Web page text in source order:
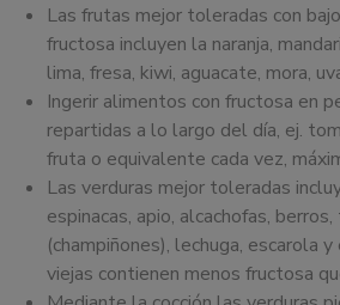
Las frutas mejor toleradas con
fructosa incluyen la naranja,
lima, fresa, kiwi, aguacate, mora,
Ingerir alimentos con fructosa en
repartidas a lo largo del día, ej.
fruta o equivalente cada vez,
Las verduras mejor toleradas
espinacas, apio, alcachofas,
(champiñones), lechuga, escarola
viejas contienen menos fructosa